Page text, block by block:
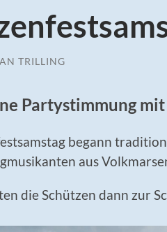
TRILLING
Partystimmung
begann
aus
die Schützen dann zur